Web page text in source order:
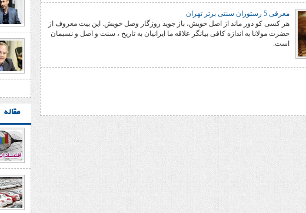
معرفی 5 رستوران سنتی برتر تهران
هر کسی کو دور ماند از اصل خویش، باز جوید روزگار وصل خویش. این بیت معروف از
حضرت مولانا به اندازه کافی بیانگر علاقه ما ایرانیان به تاریخ ، سنت و اصل و نسبمان
است.
مقاله